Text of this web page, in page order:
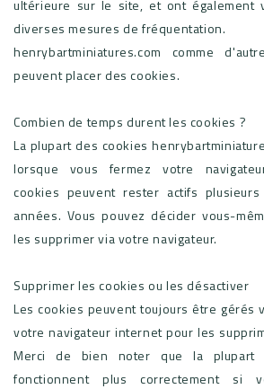
ultérieure sur le site, et ont également
diverses mesures de fréquentation.
henrybartminiatures.com comme
peuvent placer des cookies.
Combien de temps durent les cookies ?
La plupart des cookies
lorsque vous fermez votre
cookies peuvent rester actifs
années. Vous pouvez décider vous-
les supprimer via votre navigateur.
Supprimer les cookies ou les désactiver
Les cookies peuvent toujours être gérés
votre navigateur internet pour les
Merci de bien noter que la plupart
fonctionnent plus correctement si